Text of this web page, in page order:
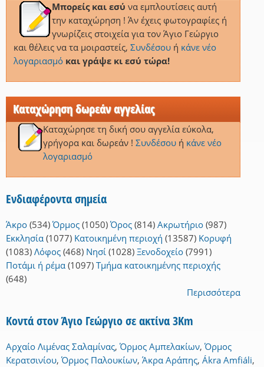
Μπορείς και εσύ να εμπλουτίσεις αυτή
την καταχώρηση ! Άν έχεις φωτογραφίες ή
γνωρίζεις στοιχεία για τον Άγιο Γεώργιο
και θέλεις να τα μοιραστείς, Συνδέσουή κάνε νέο
λογαριασμό και γράψε κι εσύ τώρα!
Καταχώρηση δωρεάν αγγελίας
Καταχώρησε τη δική σου αγγελία εύκολα,
γρήγορα και δωρεάν ! Συνδέσουή κάνε νέο
λογαριασμό
Ενδιαφέροντα σημεία
Άκρο (534) Όρμος (1050) Όρος (814) Ακρωτήριο (987)
Εκκλησία (1077) Κατοικημένη περιοχή (13587) Κορυφή
(1083) Λόφος (468) Νησί (1028) Ξενοδοχείο (7991)
Ποτάμι ή ρέμα (1097) Τμήμα κατοικημένης περιοχής
(648)
Περισσότερα
Κοντά στον Άγιο Γεώργιο σε ακτίνα 3Km
Αρχαίο Λιμένας Σαλαμίνας,Όρμος Αμπελακίων,Όρμος
Κερατσινίου,Όρμος Παλουκίων, Άκρα Αράπης, Ákra Amfiáli,